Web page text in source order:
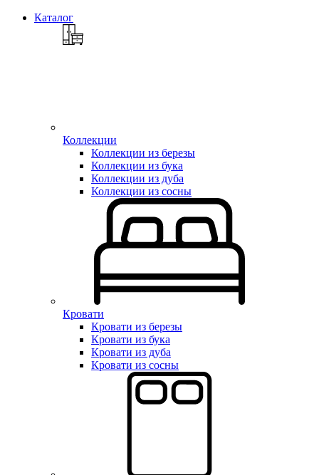
Каталог
Коллекции
Коллекции из березы
Коллекции из бука
Коллекции из дуба
Коллекции из сосны
Кровати
Кровати из березы
Кровати из бука
Кровати из дуба
Кровати из сосны